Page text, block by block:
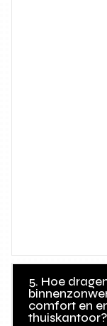
5. Hoe
comfort en
thuiskantoor?